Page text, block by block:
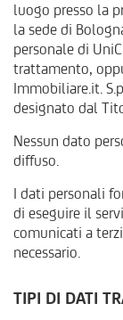
luogo presso la
la sede di
personale di
trattamento,
Immobiliare.it.
designato dal
Nessun dato
diffuso.
I dati personali
di eseguire il
comunicati a
necessario.
TIPI DI DATI